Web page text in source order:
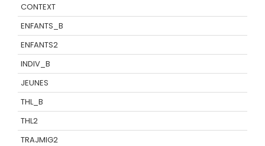
CONTEXT
ENFANTS_B
ENFANTS2
INDIV_B
JEUNES
THL_B
THL2
TRAJMIG2